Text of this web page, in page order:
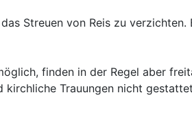
Streuen von Reis zu
finden in der Regel aber
kirchliche Trauungen nicht